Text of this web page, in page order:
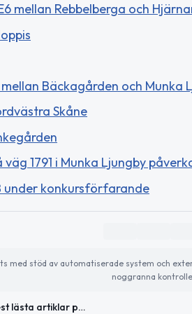
mellan Rebbelberga och
mellan Bäckagården och
Skåne
1791 i Munka Ljungby
under konkursförfarande
med stöd av automatiserade system och
noggranna
Veckans mest lästa artiklar på ÄngelholmNytt